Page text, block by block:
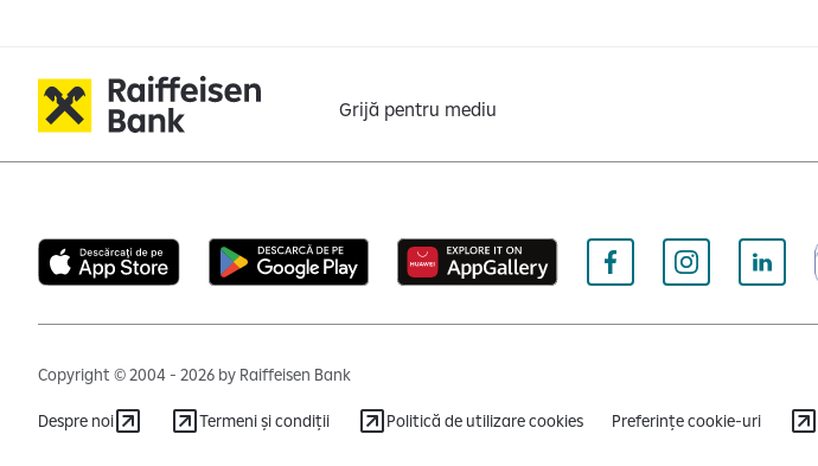
Grijă pentru mediu
Copyright © 2004 - 2026 by Raiffeisen Bank
Despre noi Termeni și condiții Politică de utilizare cookies Preferințe cookie-uri